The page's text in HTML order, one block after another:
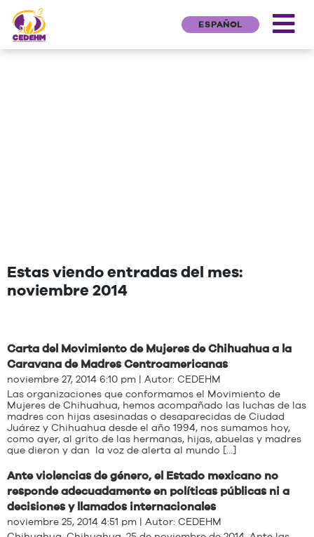
ESPAÑOL
Estas viendo entradas del mes:
noviembre 2014
Carta del Movimiento de Mujeres de Chihuahua a la
Caravana de Madres Centroamericanas
noviembre 27, 2014 6:10 pm | Autor: CEDEHM
Las organizaciones que conformamos el Movimiento de
Mujeres de Chihuahua, hemos acompañado las luchas de las
madres con hijas asesinadas o desaparecidas de Ciudad
Juárez y Chihuahua desde el año 1994, nos sumamos hoy,
como ayer, al grito de las hermanas, hijas, abuelas y madres
que dieron y dan la voz de alerta al mundo […]
Ante violencias de género, el Estado mexicano no
responde adecuadamente en políticas públicas ni a
decisiones y llamados internacionales
noviembre 25, 2014 4:51 pm | Autor: CEDEHM